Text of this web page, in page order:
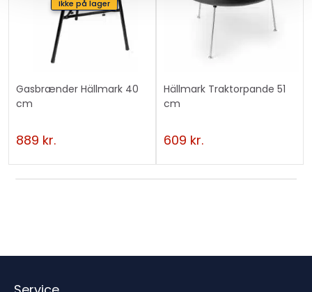
Ikke på lager
Gasbrænder Hällmark 40
cm
889 kr.
Hällmark Traktorpande 51
cm
609 kr.